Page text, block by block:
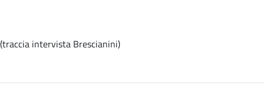
(traccia intervista Brescianini)